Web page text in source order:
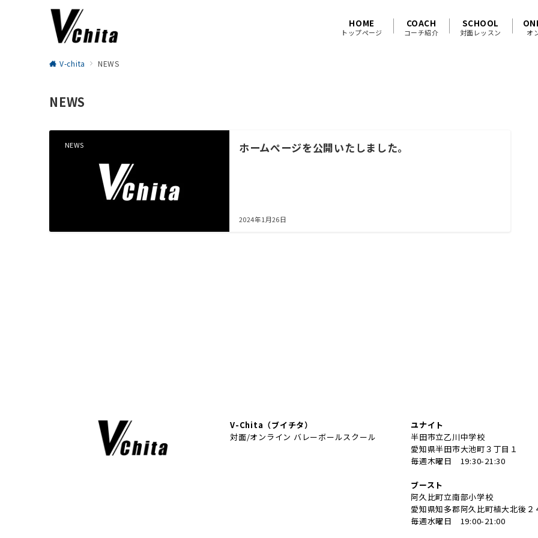
HOME
トップページ
COACH
コーチ紹介
SCHOOL
対面レッスン オ
V-chita NEWS
NEWS
NEWS ホームぺージを公開いたしました。
2024年1月26日
V-Chita（ブイチタ）
対面/オンライン バレーボールスクール
ユナイト
半田市立乙川中学校
愛知県半田市大池町３丁目１
毎週木曜日 19:30-21:30
ブースト
阿久比町立南部小学校
愛知県知多郡阿久比町植大北後２
毎週水曜日 19:00-21:00